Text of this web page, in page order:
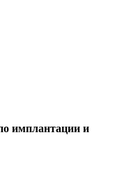
имплантации и